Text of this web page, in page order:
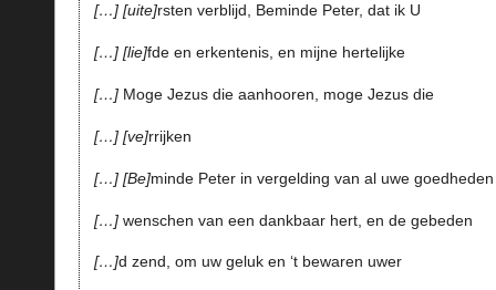
… uite rsten verblijd, Beminde Peter, dat ik U
… lie fde en erkentenis, en mijne hertelijke
… Moge Jezus die aanhooren, moge Jezus die
… ve rrijken
… Be minde Peter in vergelding van al uwe goedheden
… wenschen van een dankbaar hert, en de gebeden
… d zend, om uw geluk en ‘t bewaren uwer